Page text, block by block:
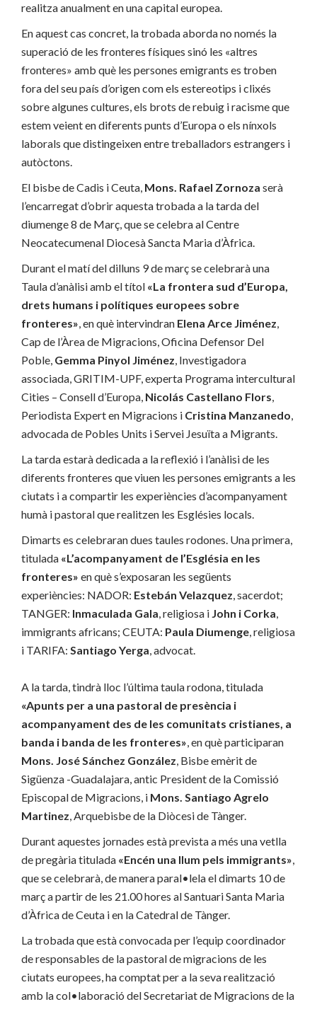
realitza anualment en una capital europea.
En aquest cas concret, la trobada aborda no només la
superació de les fronteres físiques sinó les «altres
fronteres» amb què les persones emigrants es troben
fora del seu país d’origen com els estereotips i clixés
sobre algunes cultures, els brots de rebuig i racisme que
estem veient en diferents punts d’Europa o els nínxols
laborals que distingeixen entre treballadors estrangers i
autòctons.
El bisbe de Cadis i Ceuta, Mons. Rafael Zornoza serà
l’encarregat d’obrir aquesta trobada a la tarda del
diumenge 8 de Març, que se celebra al Centre
Neocatecumenal Diocesà Sancta Maria d’Àfrica.
Durant el matí del dilluns 9 de març se celebrarà una
Taula d’anàlisi amb el títol «La frontera sud d’Europa,
drets humans i polítiques europees sobre
fronteres», en què intervindran Elena Arce Jiménez,
Cap de l’Àrea de Migracions, Oficina Defensor Del
Poble, Gemma Pinyol Jiménez, Investigadora
associada, GRITIM-UPF, experta Programa intercultural
Cities – Consell d’Europa, Nicolás Castellano Flors,
Periodista Expert en Migracions i Cristina Manzanedo,
advocada de Pobles Units i Servei Jesuïta a Migrants.
La tarda estarà dedicada a la reflexió i l’anàlisi de les
diferents fronteres que viuen les persones emigrants a les
ciutats i a compartir les experiències d’acompanyament
humà i pastoral que realitzen les Esglésies locals.
Dimarts es celebraran dues taules rodones. Una primera,
titulada «L’acompanyament de l’Església en les
fronteres» en què s’exposaran les següents
experiències: NADOR: Estebán Velazquez, sacerdot;
TANGER: Inmaculada Gala, religiosa i John i Corka,
immigrants africans; CEUTA: Paula Diumenge, religiosa
i TARIFA: Santiago Yerga, advocat.
A la tarda, tindrà lloc l’última taula rodona, titulada
«Apunts per a una pastoral de presència i
acompanyament des de les comunitats cristianes, a
banda i banda de les fronteres», en què participaran
Mons. José Sánchez González, Bisbe emèrit de
Sigüenza -Guadalajara, antic President de la Comissió
Episcopal de Migracions, i Mons. Santiago Agrelo
Martinez, Arquebisbe de la Diòcesi de Tànger.
Durant aquestes jornades està prevista a més una vetlla
de pregària titulada «Encén una llum pels immigrants»,
que se celebrarà, de manera paral•lela el dimarts 10 de
març a partir de les 21.00 hores al Santuari Santa Maria
d’Àfrica de Ceuta i en la Catedral de Tànger.
La trobada que està convocada per l’equip coordinador
de responsables de la pastoral de migracions de les
ciutats europees, ha comptat per a la seva realització
amb la col•laboració del Secretariat de Migracions de la